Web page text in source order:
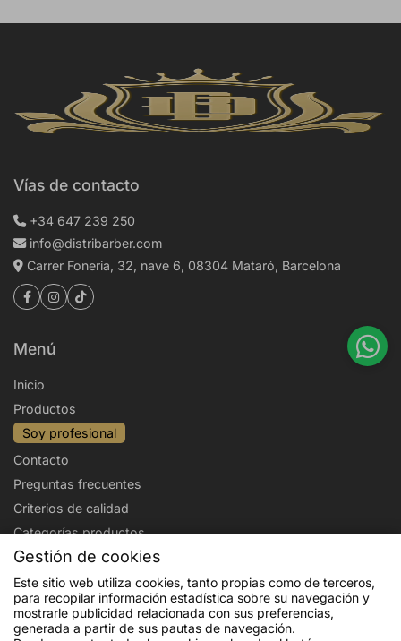
Gestión de cookies
Este sitio web utiliza cookies, tanto propias como de terceros,
para recopilar información estadística sobre su navegación y
mostrarle publicidad relacionada con sus preferencias,
generada a partir de sus pautas de navegación.
Vías de contacto
+34 647 239 250
info@distribarber.com
Carrer Foneria, 32, nave 6, 08304 Mataró, Barcelona
Menú
Inicio
Productos
Soy profesional
Contacto
Preguntas frecuentes
Criterios de calidad
Categorías productos
Aviso legal
Política de privacidad
Politica de cookies
Condiciones de venta
Envíos y devoluciones